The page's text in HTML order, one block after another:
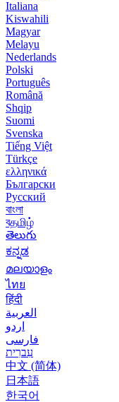
Italiana
Kiswahili
Magyar
Melayu
Nederlands
Polski
Português
Română
Shqip
Suomi
Svenska
Tiếng Việt
Türkçe
ελληνικά
Български
Русский
বাংলা
বதமிழ்
తెలుగు
ಕನ್ನಡ
മലയാളം
ไทย
हिंदी
العربية
اردو
فارسی
עִברִית
中文 (简体)
日本語
한국어